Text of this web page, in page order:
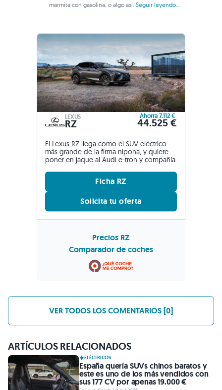
marmita con gasolina, o algo así.Seguir leyendo...
LEXUS
RZ
Ahorra 7.112 €
44.525 €
El Lexus RZ llega como el SUV eléctrico
más grande de la firma nipona, y quiere
poner en jaque al Audi e-tron y compañía.
Ficha RZ
Solicita tu oferta
Precios RZ
Comparador de coches
VER TODOS LOS COMENTARIOS [0]
ARTÍCULOS RELACIONADOS
ELÉCTRICOS
España quería SUVs chinos baratos y
este es uno de los más vendidos con
sus 177 CV por apenas 19.000 €